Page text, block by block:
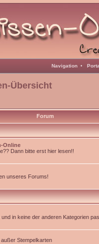
Navigation •
Übersicht
Forum
Online
Dann bitte erst hier lesen!!
unseres Forums!
in keine der anderen Kategorien
Stempelkarten